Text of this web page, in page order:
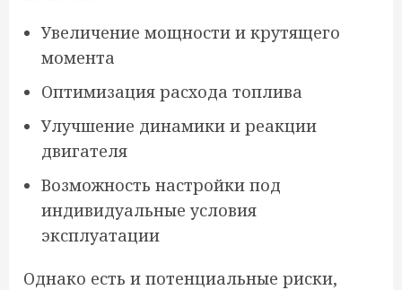
Увеличение мощности и крутящего
момента
Оптимизация расхода топлива
Улучшение динамики и реакции
двигателя
Возможность настройки под
индивидуальные условия
эксплуатации
Однако есть и потенциальные риски,